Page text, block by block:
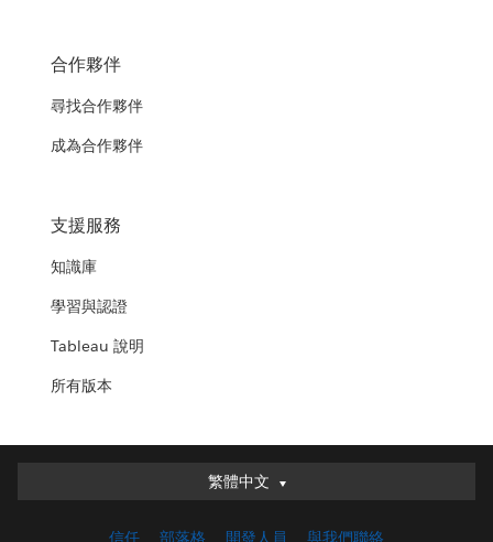
合作夥伴
尋找合作夥伴
成為合作夥伴
支援服務
知識庫
學習與認證
Tableau 說明
所有版本
繁體中文
繁體中文
信任 部落格 開發人員 與我們聯絡